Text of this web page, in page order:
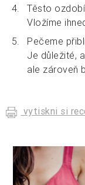
Těsto
Vložíme
Pečeme
Je důležité,
ale zároveň
vytiskni si